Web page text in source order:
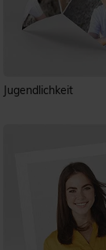
Jugendlichkeit